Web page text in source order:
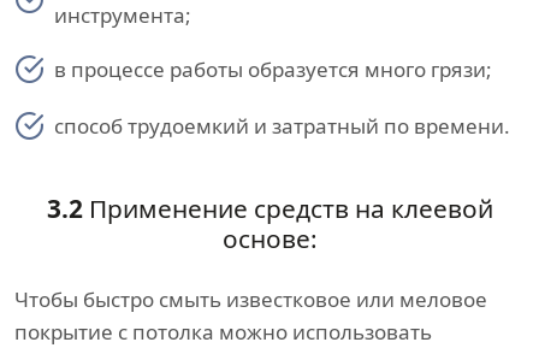
инструмента;
в процессе работы образуется много грязи;
способ трудоемкий и затратный по времени.
3.2Применение средств на клеевой
основе:
Чтобы быстро смыть известковое или меловое
покрытие с потолка можно использовать